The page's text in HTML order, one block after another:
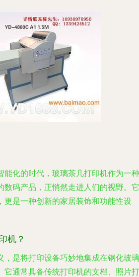
能化的时代，玻璃茶几打印机作为一种
数码产品，正悄然走进人们的视野。它
更是一种创新的家居装饰和功能性设
机？
，是将打印设备巧妙地集成在钢化玻璃
它通常具备传统打印机的文档、照片打